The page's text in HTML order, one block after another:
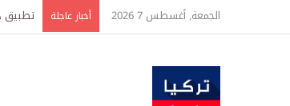
الجمعة, أغسطس 7 2026 أخبار عاجلة تركيا